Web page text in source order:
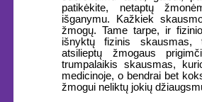
patikėkite, netaptų
išganymu. Kažkiek
žmogų. Tame tarpe, ir
išnyktų fizinis
atsilieptų žmogaus
trumpalaikis skausmas,
medicinoje, o bendrai bet
žmogui neliktų jokių